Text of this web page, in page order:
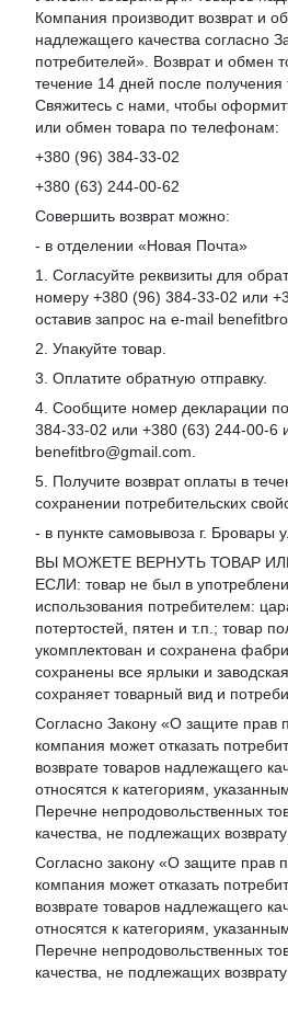
Компания производит возврат и
надлежащего качества согласно
потребителей». Возврат и обмен
течение 14 дней после получения
Свяжитесь с нами, чтобы
или обмен товара по телефонам:
+380 (96) 384-33-02
+380 (63) 244-00-62
Совершить возврат можно:
- в отделении «Новая Почта»
1. Согласуйте реквизиты для
номеру +380 (96) 384-33-02 или
оставив запрос на e-mail
2. Упакуйте товар.
3. Оплатите обратную отправку.
4. Сообщите номер декларации
384-33-02 или +380 (63) 244-00-6
benefitbro@gmail.com.
5. Получите возврат оплаты в
сохранении потребительских
- в пункте самовывоза г. Бровары
ВЫ МОЖЕТЕ ВЕРНУТЬ ТОВАР
ЕСЛИ: товар не был в
использования потребителем:
потертостей, пятен и т.п.; товар
укомплектован и сохранена
сохранены все ярлыки и
сохраняет товарный вид и
Согласно Закону «О защите прав
компания может отказать
возврате товаров надлежащего
относятся к категориям,
Перечне непродовольственных
качества, не подлежащих
Согласно закону «О защите прав
компания может отказать
возврате товаров надлежащего
относятся к категориям,
Перечне непродовольственных
качества, не подлежащих